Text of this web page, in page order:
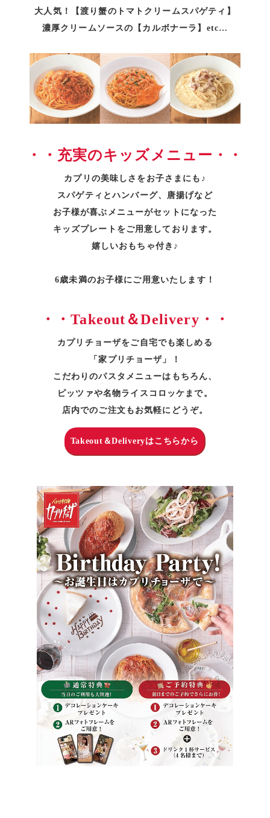
大人気！【渡り蟹のトマトクリームスパゲティ】
濃厚クリームソースの【カルボナーラ】etc…
・・充実のキッズメニュー・・
カプリの美味しさをお子さまにも♪
スパゲティとハンバーグ、唐揚げなど
お子様が喜ぶメニューがセットになった
キッズプレートをご用意しております。
嬉しいおもちゃ付き♪
6歳未満のお子様にご用意いたします！
・・Takeout＆Delivery・・
カプリチョーザをご自宅でも楽しめる
「家プリチョーザ」！
こだわりのパスタメニューはもちろん、
ピッツァや名物ライスコロッケまで。
店内でのご注文もお気軽にどうぞ。
Takeout＆Deliveryはこちらから